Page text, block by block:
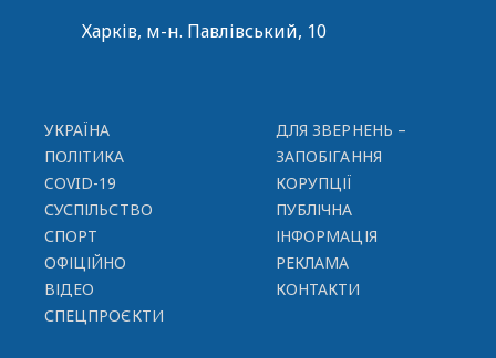
Харків, м-н. Павлівський, 10
УКРАЇНА
ПОЛІТИКА
COVID-19
СУСПІЛЬСТВО
СПОРТ
ОФІЦІЙНО
ВІДЕО
СПЕЦПРОЄКТИ
ДЛЯ ЗВЕРНЕНЬ –
ЗАПОБІГАННЯ
КОРУПЦІЇ
ПУБЛІЧНА
ІНФОРМАЦІЯ
РЕКЛАМА
КОНТАКТИ